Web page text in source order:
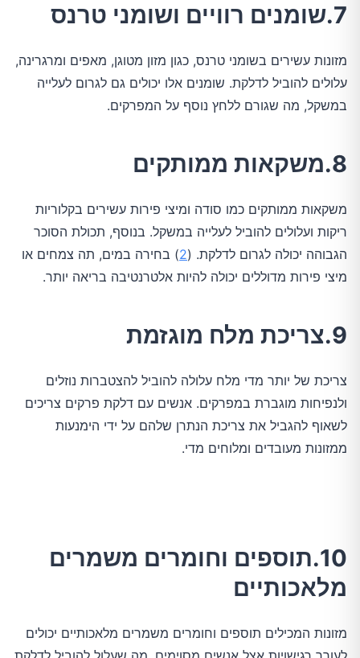
7.שומנים רוויים ושומני טרנס
מזונות עשירים בשומני טרנס, כגון מזון מטוגן, מאפים ומרגרינה,
עלולים להוביל לדלקת. שומנים אלו יכולים גם לגרום לעלייה
במשקל, מה שגורם ללחץ נוסף על המפרקים.
8.משקאות ממותקים
משקאות ממותקים כמו סודה ומיצי פירות עשירים בקלוריות
ריקות ועלולים להוביל לעלייה במשקל. בנוסף, תכולת הסוכר
הגבוהה יכולה לגרום לדלקת. (2) בחירה במים, תה צמחים או
מיצי פירות מדוללים יכולה להיות אלטרנטיבה בריאה יותר.
9.צריכת מלח מוגזמת
צריכת של יותר מדי מלח עלולה להוביל להצטברות נוזלים
ולנפיחות מוגברת במפרקים. אנשים עם דלקת פרקים צריכים
לשאוף להגביל את צריכת הנתרן שלהם על ידי הימנעות
ממזונות מעובדים ומלוחים מדי.
10.תוספים וחומרים משמרים
מלאכותיים
מזונות המכילים תוספים וחומרים משמרים מלאכותיים יכולים